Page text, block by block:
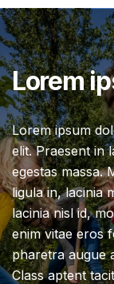
Lorem
Lorem ipsum
elit. Praesent in
egestas massa.
ligula in, lacinia
lacinia nisl id,
enim vitae eros
pharetra augue
Class aptent